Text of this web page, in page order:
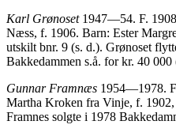
Karl Grønoset1947—54. F.
Næss, f. 1906. Barn: Ester
utskilt bnr. 9 (s. d.). Grønoset
Bakkedammen s.å. for kr. 40
Gunnar Framnæs 1954—1978.
Martha Kroken fra Vinje, f.
Framnes solgte i 1978